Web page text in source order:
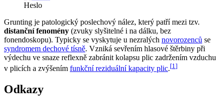
Heslo
Grunting je patologický poslechový nález, který patří mezi tzv.
distanční fenomény (zvuky slyšitelné i na dálku, bez
fonendoskopu). Typicky se vyskytuje u nezralých novorozenců se
syndromem dechové tísně. Vzniká sevřením hlasové štěrbiny při
výdechu ve snaze reflexně zabránit kolapsu plic zadržením vzduchu
v plicích a zvýšením funkční reziduální kapacity plic.[1 ]
Odkazy